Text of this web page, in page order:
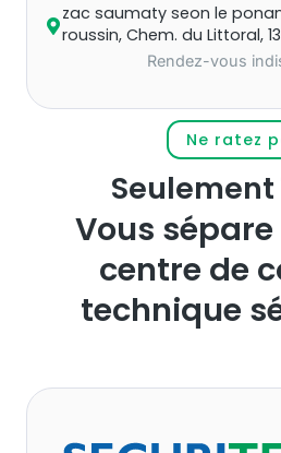
zac saumaty seon le
roussin, Chem. du Littoral,
Rendez-vous
Ne ratez
Seulement
Vous
centre de
technique